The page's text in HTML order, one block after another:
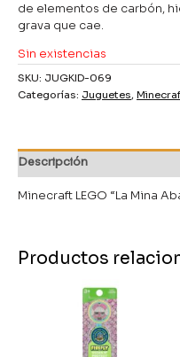
de elementos de carbón,
grava que cae.
Sin existencias
SKU: JUGKID-069
Categorías: Juguetes,
Descripción
Minecraft LEGO “La Mina
Productos